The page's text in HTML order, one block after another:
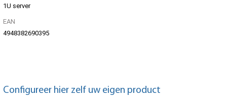
1U server
EAN
4948382690395
Configureer hier zelf uw eigen product